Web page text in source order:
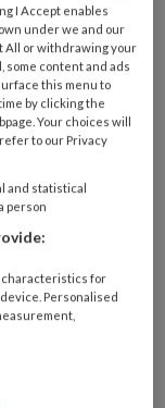
I Accept enables
under we and our
All or withdrawing your
some content and ads
this menu to
by clicking the
Your choices will
to our Privacy
and statistical
person
characteristics for
Personalised